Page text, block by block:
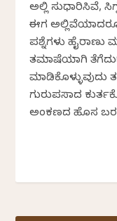
ಅಲ್ಲಿ ಸುಧಾರಿಸಿವೆ,
ಈಗ
ಪ್ರಶ್ನೆಗಳು
ತಮಾಷೆಯಾಗಿ
ಮಾಡಿಕೊಳ್ಳುವುದು
ಗುರುಪ್ರಸಾದ
ಅಂಕಣದ ಹೊಸ